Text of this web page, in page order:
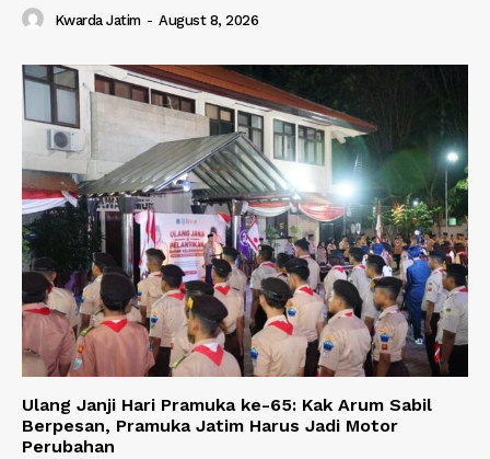
Kwarda Jatim - August 8, 2026
Ulang Janji Hari Pramuka ke-65: Kak Arum Sabil
Berpesan, Pramuka Jatim Harus Jadi Motor
Perubahan